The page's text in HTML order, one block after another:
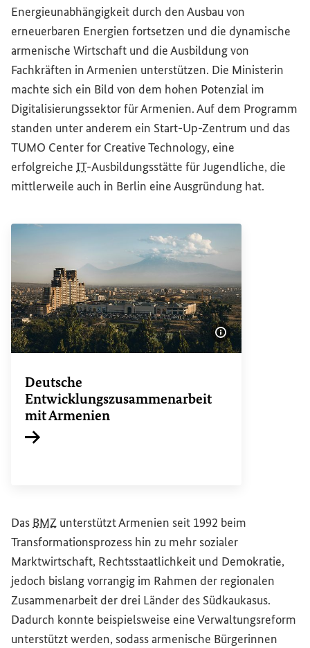
Energieunabhängigkeit durch den Ausbau von
erneuerbaren Energien fortsetzen und die dynamische
armenische Wirtschaft und die Ausbildung von
Fachkräften in Armenien unterstützen. Die Ministerin
machte sich ein Bild von dem hohen Potenzial im
Digitalisierungssektor für Armenien. Auf dem Programm
standen unter anderem ein Start-Up-Zentrum und das
TUMO Center for Creative Technology, eine
erfolgreiche IT-Ausbildungsstätte für Jugendliche, die
mittlerweile auch in Berlin eine Ausgründung hat.
Deutsche
Entwicklungszusammenarbeit
mit Armenien
Das BMZ unterstützt Armenien seit 1992 beim
Transformationsprozess hin zu mehr sozialer
Marktwirtschaft, Rechtsstaatlichkeit und Demokratie,
jedoch bislang vorrangig im Rahmen der regionalen
Zusammenarbeit der drei Länder des Südkaukasus.
Dadurch konnte beispielsweise eine Verwaltungsreform
unterstützt werden, sodass armenische Bürgerinnen